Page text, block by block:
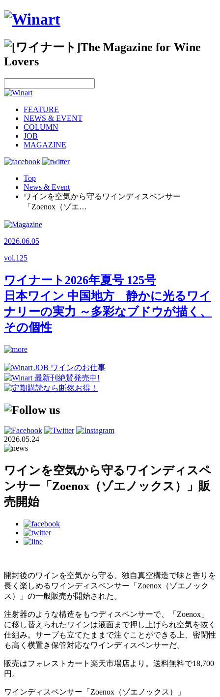
FEATURE
NEWS & EVENT
COLUMN
JOB
MAGAZINE
Top
News & Event
ワインを空気から守るワインディスペンサー
「Zoenox（ゾエ…
2026.06.05
vol.125
ワイナート2026年夏号 125号
日本ワイン 中国地方 静かに光るワイ
ナリーの実力 ～多彩なブドウが描く、
その個性
2026.05.24
ワインを空気から守るワインディスペ
ンサー「Zoenox（ゾエノックス）」販
売開始
開封後のワインを空気から守る、独自真空構造で味と香りを
長く楽しめるワインディスペンサー「Zoenox（ゾエノック
ス）」の一般販売が開始された。
注射器のような構造をもつディスペンサーで、「Zoenox」
に移し替えられたワインは液面まで押し上げられ空気を抜く
仕組み。サーブも立てたままで注ぐことができる上、密閉性
も高く横置き保管対応なワインディスペンサーだ。
販売はフォレストカート楽天市場店より。送料無料で18,700
円。
ワインディスペンサー「Zoenox（ゾエノックス）」